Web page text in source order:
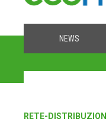
NEWS
RETE-